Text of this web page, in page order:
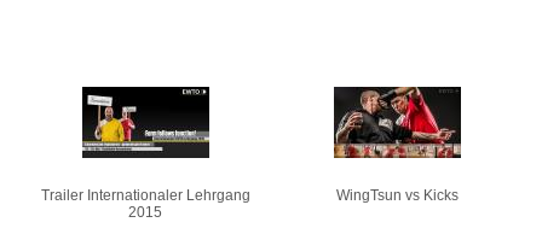
Trailer Internationaler Lehrgang
2015
WingTsun vs Kicks